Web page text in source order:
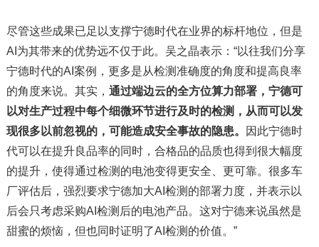
尽管这些成果已足以支撑宁德时代在业界的标杆地位，但是
AI为其带来的优势远不仅于此。吴之晶表示：“以往我们分享
宁德时代的AI案例，更多是从检测准确度的角度和提高良率
的角度来说。其实， 通过端边云的全方位算力部署，宁德可
以对生产过程中每个细微环节进行及时的检测，从而可以发
现很多以前忽视的，可能造成安全事故的隐患。
因此宁德时
代可以在提升良品率的同时，合格品的品质也得到很大幅度
的提升，使得通过检测的电池变得更安全、更可靠。很多车
厂评估后，强烈要求宁德加大AI检测的部署力度，并表示以
后会只考虑采购AI检测后的电池产品。这对宁德来说虽然是
甜蜜的烦恼，但也同时证明了AI检测的价值。”